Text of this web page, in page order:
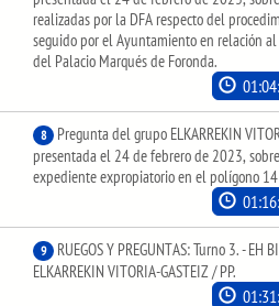
realizadas por la DFA respecto del
seguido por el Ayuntamiento en relación
del Palacio Marqués de Foronda.
8
Pregunta del grupo ELKARREKIN
presentada el 24 de febrero de 2023,
expediente expropiatorio en el polígono
9
RUEGOS Y PREGUNTAS: Turno 3. - EH
ELKARREKIN VITORIA-GASTEIZ / PP.